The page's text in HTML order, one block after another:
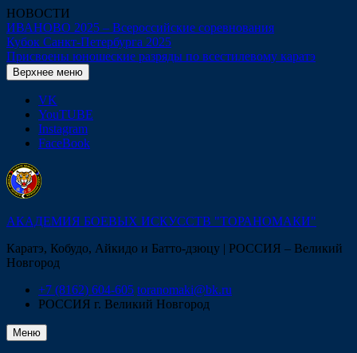
Перейти
к
содержимому
НОВОСТИ
ИВАНОВО 2025 – Всероссийские соревнования
Кубок Санкт-Петербурга 2025
Присвоены юношеские разряды по всестилевому каратэ
Верхнее меню
VK
YouTUBE
Instagram
FaceBook
АКАДЕМИЯ БОЕВЫХ ИСКУССТВ "ТОРАНОМАКИ"
Каратэ, Кобудо, Айкидо и Батто-дзюцу | РОССИЯ – Великий
Новгород
+7 (8162) 604-605 toranomaki@bk.ru
РОССИЯ г. Великий Новгород
Меню